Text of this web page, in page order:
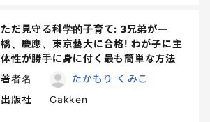
ただ見守る科学的子育て: 3兄弟が一
橋、慶應、東京藝大に合格! わが子に主
体性が勝手に身に付く最も簡単な方法
著者名
たかもり くみこ
出版社
Gakken